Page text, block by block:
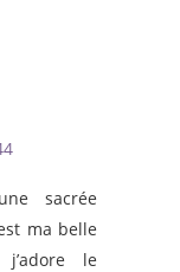
sacrée
ma belle
le